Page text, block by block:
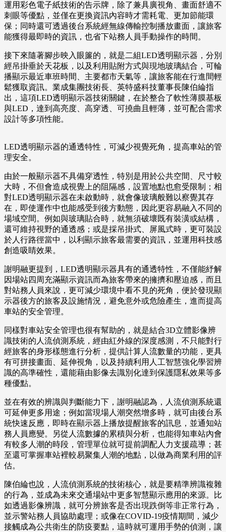
運用彩色電子紙技術的告示牌，除了兼具廣視角、畫面舒適不
刺眼等優點，並僅在更換資訊內容時才需耗電、更加節能環
保；同時還可透過後台系統經無線傳輸控制播放畫面，讓旅客
能獲得最即時的資訊，也省下站務人員手動操作的時間。
接下來隨著腳步映入眼簾的，就是二組LED透明顯示器，分別
經吊掛垂於天花板，以及利用貼附方式與現地玻璃結合，可輪
播顯示最近車班時間、主要都市天氣等，讓旅客能在行進間輕
鬆獲取資訊。業成集團技術長、英特盛科技董事長陳伯綸指
出，這項LED透明顯示器技術關鍵，在於整合了軟性薄膜基板
與LED，達到高亮度、高穿透、可撓曲且輕薄，並可配合需求
設計等多項性能。
LED透明顯示器的通透特性，可減少視覺死角，提高車站的管
理安全。
由於一般顯示器不具備穿透性，特別是用於公共空間、尺寸較
大時，不但會造成視覺上的阻隔感，設置地點也愈受限制；相
對LED透明顯示器在未啟動時，就會像玻璃般難以察覺其存
在，即使運作中也能感受到後方動態，因此更容易融入不同的
場域空間。例如與玻璃貼合時，就無須破壞既有裝潢或結構，
還可維持視野的通透感；或是採吊掛式、屏風式時，更可裝設
於人行路徑當中，以利顯示旅客最需要的資訊，並運用科技感
創造吸睛效果。
謝明融更提到，LED透明顯示器具有的通透特性，不僅能紓解
因場站四周充滿顯示資訊而為旅客帶來的擁擠和壓迫感，而且
對站務人員來說，更可減少環境中看不見的死角，便於發現顯
示器後方的旅客及設施情況，避免意外或危險產生，進而提高
車站的安全管理。
同樣對車站安全管理也很有幫助的，就是結合3D立體影像辨
識技術的人流偵測系統，經由紅外線的深度感測，不只能對行
經旅客的身形樣態進行分析，提供計算人流數量的功能，更具
有可拼接畫面、延伸視角，以及持續利用人工智慧強化學習辨
識的高準確性，還能藉由影像去識別化達到保護隱私效果等多
種優點。
並在有效的辨識與判斷能力下，謝明融認為，人流偵測系統還
可延伸更多用途；例如當現場人潮突然增多時，就可由後台系
統快速反應，即時在顯示器上播放提醒旅客的訊息，並通知站
務人員應變。另從人流數據的累積與分析，也能得知車站內會
有較多人潮的時段，管理單位就可提前調配人力支援疏導；甚
至還可掌握車站裡較易聚集人潮的地點，以做為商業利用的評
估。
陳伯綸也說，人流偵測系統的技術核心，就是要精準辨識複雜
的行為，並成為未來交通場站中更多智慧顯示應用的來源。比
如透過影像辨識，就可分辨旅客是否出現跌倒等非正常行為，
並示警站務人員協助處理；或像在COVID-19疫情期間，減少
接觸成為公共衛生的防疫要點，這時就可運用手勢的偵測，讓